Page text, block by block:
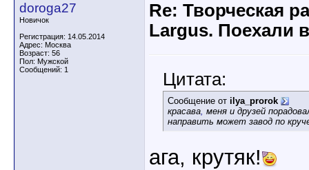
doroga27
Новичок
Регистрация: 14.05.2014
Адрес: Москва
Возраст: 56
Пол: Мужской
Сообщений: 1
Re: Творческая
Largus. Поехали
Цитата:
Сообщение от ilya_prorok
красава, меня и друзей
направить может завод по
ага, крутяк!